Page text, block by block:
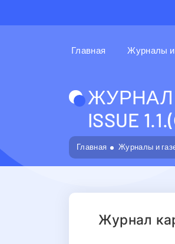
Главная Журналы и
ЖУРНАЛ
ISSUE
Главная Журналы и
Журнал